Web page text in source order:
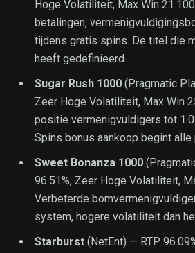
Hoge Volatiliteit, Max Win
betalingen,
tijdens gratis spins. De titel die
heeft gedefinieerd.
Sugar Rush 1000 (Pragmatic
Zeer Hoge Volatiliteit, Max Win
positie vermenigvuldigers tot
Spins bonus aankoop begint
Sweet Bonanza 1000
96.51%, Zeer Hoge Volatiliteit,
Verbeterde
system, hogere volatiliteit dan
Starburst (NetEnt) — RTP